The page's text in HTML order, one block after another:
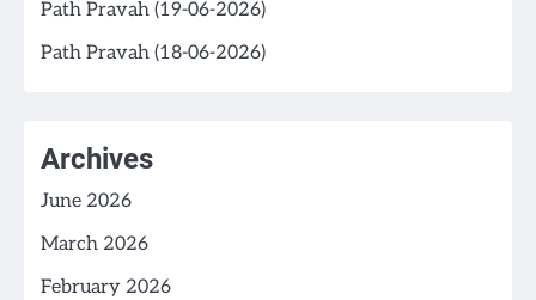
Path Pravah (19-06-2026)
Path Pravah (18-06-2026)
Archives
June 2026
March 2026
February 2026